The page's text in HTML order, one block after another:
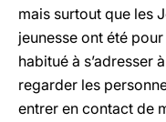
mais surtout que les
jeunesse ont été
habitué à s’adresser
regarder les
entrer en contact de